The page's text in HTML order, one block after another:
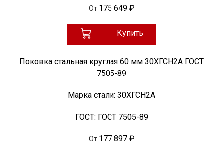
От 175 649 ₽
Купить
Поковка стальная круглая 60 мм 30ХГСН2А ГОСТ
7505-89
Марка стали: 30ХГСН2А
ГОСТ: ГОСТ 7505-89
От 177 897 ₽